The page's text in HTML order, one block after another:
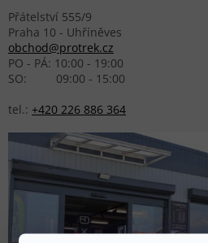
Přátelství 555/9
Praha 10 - Uhříněves
obchod@protrek.cz
PO - PÁ: 10:00 - 19:00
SO: 09:00 - 15:00
tel.: +420 226 886 364